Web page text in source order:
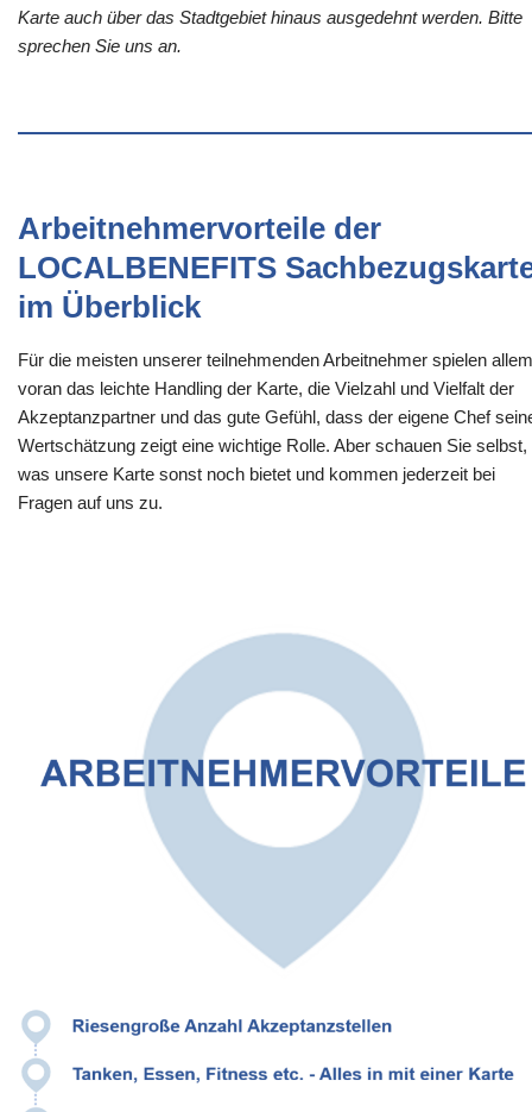
Karte auch über das Stadtgebiet hinaus ausgedehnt werden. Bitte
sprechen Sie uns an.
Arbeitnehmervorteile der
LOCALBENEFITS
im Überblick
Für die meisten unserer teilnehmenden Arbeitnehmer spielen allem
voran das leichte Handling der Karte, die Vielzahl und Vielfalt der
Akzeptanzpartner und das gute Gefühl, dass der eigene Chef
Wertschätzung zeigt eine wichtige Rolle. Aber schauen Sie selbst,
was unsere Karte sonst noch bietet und kommen jederzeit bei
Fragen auf uns zu.